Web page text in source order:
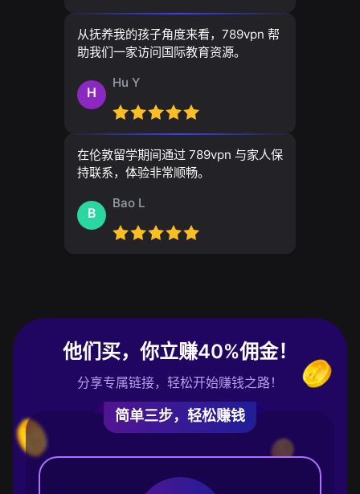
从抚养我的孩子角度来看，789vpn 帮
助我们一家访问国际教育资源。
H
Hu Y
在伦敦留学期间通过 789vpn 与家人保
持联系，体验非常顺畅。
B
Bao L
他们买，你立赚40%佣金！
分享专属链接，轻松开始赚钱之路！
简单三步，轻松赚钱